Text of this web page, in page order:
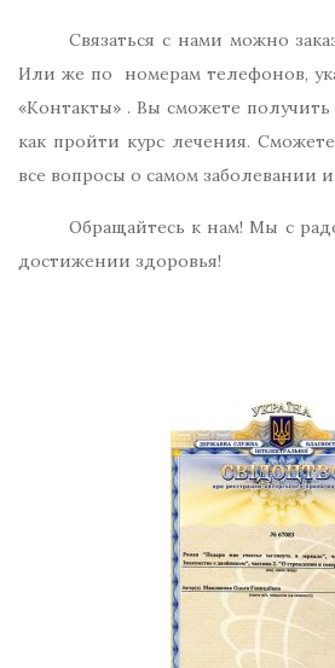
Связаться с нами можно
Или же по номерам телефонов,
«Контакты» . Вы сможете
как пройти курс лечения.
все вопросы о самом заболевании
Обращайтесь к нам! Мы с
достижении здоровья!